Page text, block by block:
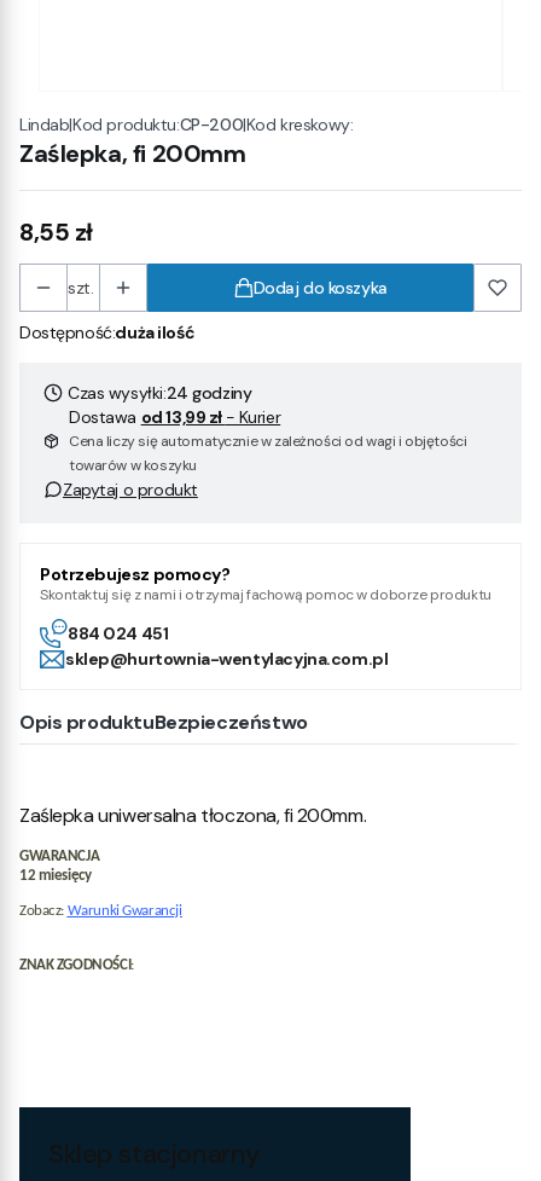
Lindab|Kod produktu:CP-200|Kod kreskowy:
Zaślepka, fi 200mm
Cena
8,55 zł
szt. Dodaj do koszyka
Dostępność:duża ilość
Czas wysyłki:24 godziny
Dostawa od 13,99 zł - Kurier
Cena liczy się automatycznie w zależności od wagi i objętości
towarów w koszyku
Zapytaj o produkt
Potrzebujesz pomocy?
Skontaktuj się z nami i otrzymaj fachową pomoc w doborze produktu
884 024 451
sklep@hurtownia-wentylacyjna.com.pl
Opis produktuBezpieczeństwo
Zaślepka uniwersalna tłoczona, fi 200mm.
GWARANCJA
12 miesięcy
Zobacz: Warunki Gwarancji
ZNAK ZGODNOŚCI :
Sklep stacjonarny